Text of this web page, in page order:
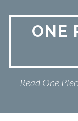
ONE
Read One